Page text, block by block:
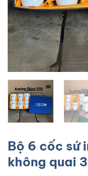
Bộ 6 cốc sứ
không quai